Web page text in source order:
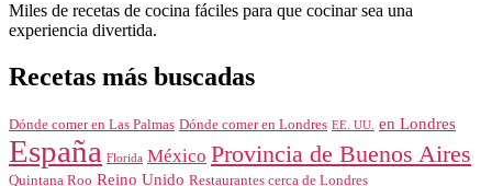
Miles de recetas de cocina fáciles para que cocinar sea una
experiencia divertida.
Recetas más buscadas
Dónde comer en Las Palmas Dónde comer en Londres EE. UU. en Londres
España Florida México Provincia de Buenos Aires
Quintana Roo Reino Unido Restaurantes cerca de Londres